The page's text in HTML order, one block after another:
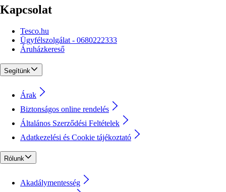
Kapcsolat
Tesco.hu
Ügyfélszolgálat - 0680222333
Áruházkereső
Segítünk
Árak
Biztonságos online rendelés
Általános Szerződési Feltételek
Adatkezelési és Cookie tájékoztató
Rólunk
Akadálymentesség